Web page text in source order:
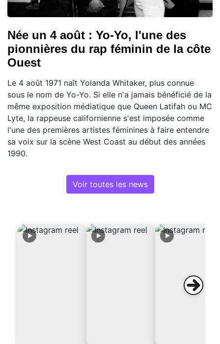
Née un 4 août : Yo-Yo, l'une des
pionnières du rap féminin de la côte
Ouest
Le 4 août 1971 naît Yolanda Whitaker, plus connue
sous le nom de Yo-Yo. Si elle n'a jamais bénéficié de la
même exposition médiatique que Queen Latifah ou MC
Lyte, la rappeuse californienne s'est imposée comme
l'une des premières artistes féminines à faire entendre
sa voix sur la scène West Coast au début des années
1990.
Voir toutes les news